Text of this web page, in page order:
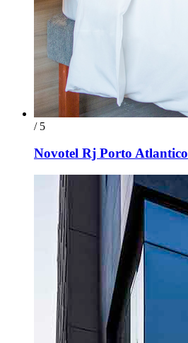
/ 5
Novotel Rj Porto Atlantico